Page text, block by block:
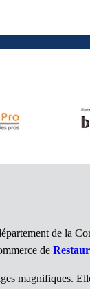
de la
de
magnifiques.